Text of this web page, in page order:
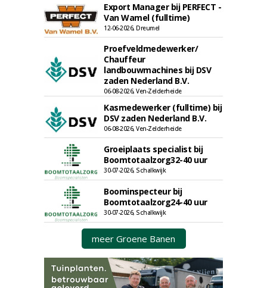
Export Manager bij PERFECT -
Van Wamel (fulltime)
12-06-2026, Dreumel
Proefveldmedewerker/
Chauffeur
landbouwmachines bij DSV
zaden Nederland B.V.
06-08-2026, Ven-Zelderheide
Kasmedewerker (fulltime) bij
DSV zaden Nederland B.V.
06-08-2026, Ven-Zelderheide
Groeiplaats specialist bij
Boomtotaalzorg32-40 uur
30-07-2026, Schalkwijk
Boominspecteur bij
Boomtotaalzorg24-40 uur
30-07-2026, Schalkwijk
meer Groene Banen